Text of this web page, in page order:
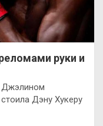
руки и
Джэлином
Дэну Хукеру